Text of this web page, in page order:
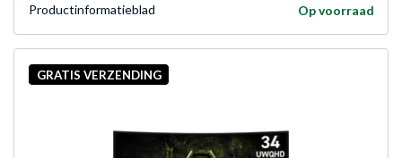
Op voorraad
Product­informatieblad
GRATIS VERZENDING